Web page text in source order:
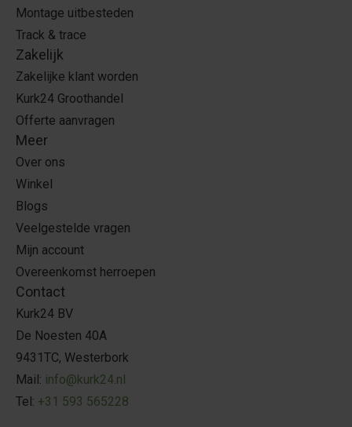
Montage uitbesteden
Track & trace
Zakelijk
Zakelijke klant worden
Kurk24 Groothandel
Offerte aanvragen
Meer
Over ons
Winkel
Blogs
Veelgestelde vragen
Mijn account
Overeenkomst herroepen
Contact
Kurk24 BV
De Noesten 40A
9431TC, Westerbork
Mail: info@kurk24.nl
Tel: +31 593 565228